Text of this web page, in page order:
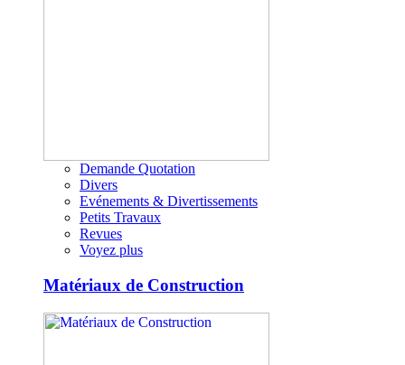
Demande Quotation
Divers
Evénements & Divertissements
Petits Travaux
Revues
Voyez plus
Matériaux de Construction